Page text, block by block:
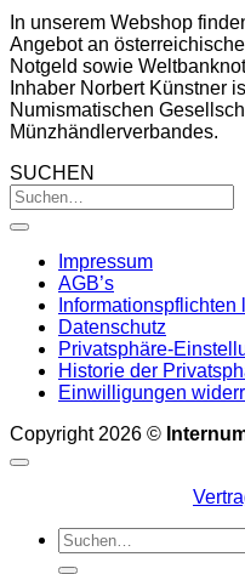
In unserem Webshop
Angebot an
Notgeld sowie
Inhaber Norbert Künstner
Numismatischen
Münzhändlerverbandes.
SUCHEN
Impressum
AGB’s
Informationspflichten
Datenschutz
Privatsphäre-
Historie der
Einwilligungen
Copyright 2026 ©
Suchen
nach: